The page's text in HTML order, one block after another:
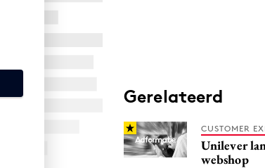
Gerelateerd
CUSTOMER
Unilever
webshop